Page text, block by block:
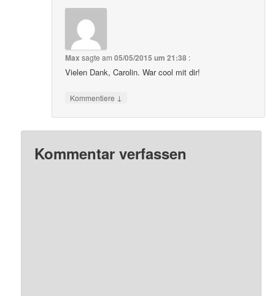
Max sagte am05/05/2015 um 21:38 :
Vielen Dank, Carolin. War cool mit dir!
Kommentiere ↓
Kommentar verfassen